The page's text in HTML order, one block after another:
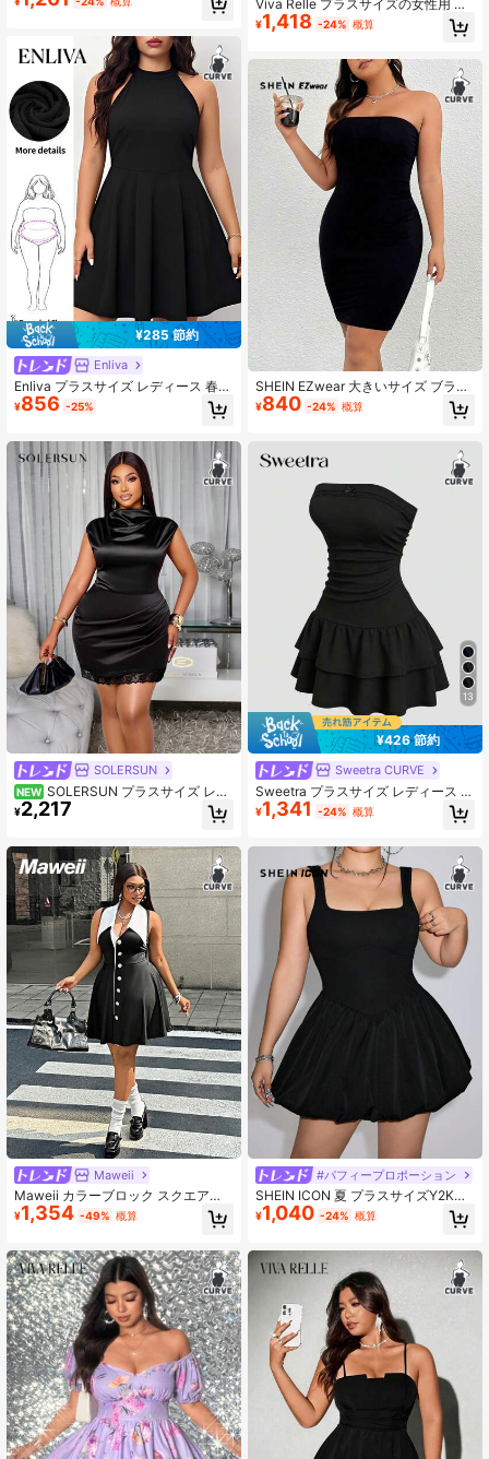
テクスチャ生地、ブラック、カジュ
¥285 節約
Enliva
Enliva プラスサイズ レディース 春夏
ファッション カジュアル 快適 デイ
リー ノースリーブ ウエスト ブラッ
ウェア、外出着、クルーズウェア、
カーブ可愛いドレス、ホームカミン
グドレス、学校再開、アップルとラ
ウンドボディシェイプ向け
¥856 -25%
SOLERSUN
NEW SOLERSUN プラスサイズ レデ
ィース セクシー エレガント 光沢サ
テン ウエストシェイプ ギャザー パ
¥2,217
Maweii
Maweii カラーブロック スクエアネ
ック Aラインワンピース プラスサイ
ズ レディース、通勤、夏シーズンに
¥1,354 -49% 概算
Viva Relle プラスサイズの女性用 エ
レガントなパーティー スパゲッティ
ストラップ ライトカクテルドレス
¥1,418 -24% 概算
SHEIN EZwear 大きいサイズ ブラッ
ク ニット ボディコン ストラップレ
ス ワンピース
¥840 -24% 概算
13
¥426 節約
Sweetra CURVE
Sweetra プラスサイズ レディース ブ
ラック水玉柄 ストラップレス ウエス
トシェイプ スリム ショートドレス
ワイト水玉柄 ノースリーブ バンドゥ
バックレス ストラップレス レースト
リム装飾、夏 カジュアル 多用途 バ
ケーション 旅行 ビーチ 春 クール ス
イート ミニマリスト ショート スト
ラップレスドレス、プラスサイズド
レス
¥1,341 -24% 概算
#パフィープロポーション
SHEIN ICON 夏 プラスサイズY2Kバ
ックトゥスクール無地ワイドストラ
ップ スクエアネック バブルヘム ド
¥1,040 -24% 概算